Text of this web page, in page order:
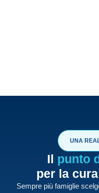
UNA
Il punto
per la
Sempre più famiglie